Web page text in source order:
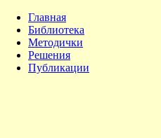
Главная
Библиотека
Методички
Решения
Публикации